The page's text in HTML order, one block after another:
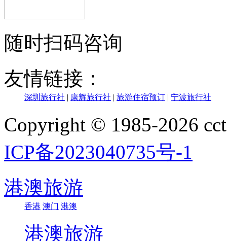
随时扫码咨询
友情链接：
深圳旅行社 | 康辉旅行社 | 旅游住宿预订 | 宁波旅行社
Copyright © 1985-2026
ICP备2023040735号-1
港澳旅游
香港 澳门 港澳
港澳旅游